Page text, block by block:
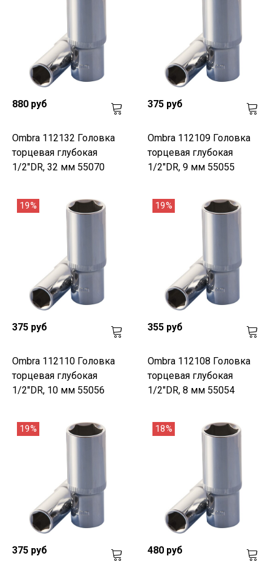
880 руб
Ombra 112132 Головка
торцевая глубокая
1/2"DR, 32 мм 55070
375 руб
Ombra 112109 Головка
торцевая глубокая
1/2"DR, 9 мм 55055
19%
375 руб
Ombra 112110 Головка
торцевая глубокая
1/2"DR, 10 мм 55056
19%
355 руб
Ombra 112108 Головка
торцевая глубокая
1/2"DR, 8 мм 55054
19%
375 руб
18%
480 руб